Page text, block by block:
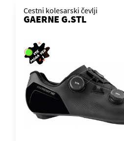
Cestni kolesarski čevlji
GAERNE G.STL